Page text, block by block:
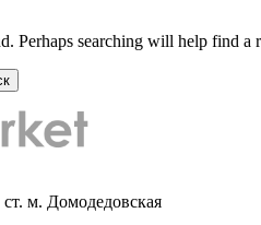
Perhaps searching will help find a
м. Домодедовская